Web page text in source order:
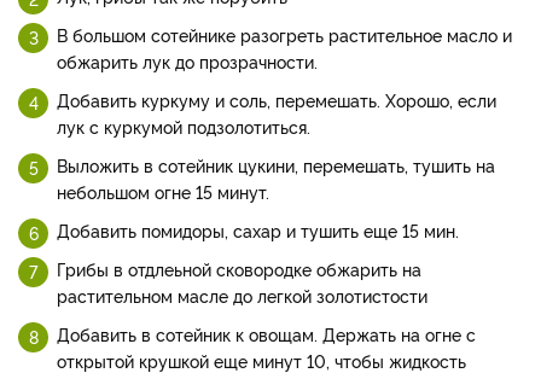
В большом сотейнике разогреть растительное масло и
обжарить лук до прозрачности.
Добавить куркуму и соль, перемешать. Хорошо, если
лук с куркумой подзолотиться.
Выложить в сотейник цукини, перемешать, тушить на
небольшом огне 15 минут.
Добавить помидоры, сахар и тушить еще 15 мин.
Грибы в отдлеьной сковородке обжарить на
растительном масле до легкой золотистости
Добавить в сотейник к овощам. Держать на огне с
открытой крушкой еще минут 10, чтобы жидкость